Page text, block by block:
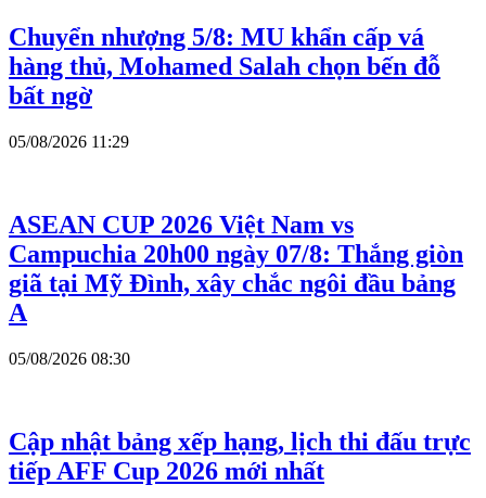
Chuyển nhượng 5/8: MU khẩn cấp vá
hàng thủ, Mohamed Salah chọn bến đỗ
bất ngờ
05/08/2026 11:29
ASEAN CUP 2026 Việt Nam vs
Campuchia 20h00 ngày 07/8: Thắng giòn
giã tại Mỹ Đình, xây chắc ngôi đầu bảng
A
05/08/2026 08:30
Cập nhật bảng xếp hạng, lịch thi đấu trực
tiếp AFF Cup 2026 mới nhất